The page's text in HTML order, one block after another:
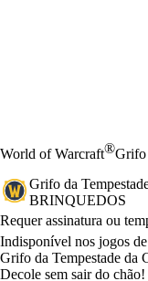
World of Warcraft®Grifo
Grifo da
BRINQUEDOS
Preço
Available actions
Requer assinatura ou
Indisponível nos jogos
Grifo da Tempestade da
Decole sem sair do